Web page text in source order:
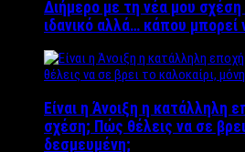
Διήμερο με τη νέα μου
ιδανικό αλλά… κάπου μπορεί
Είναι η Άνοιξη η κατάλληλη
σχέση; Πώς θέλεις να σε
δεσμευμένη;